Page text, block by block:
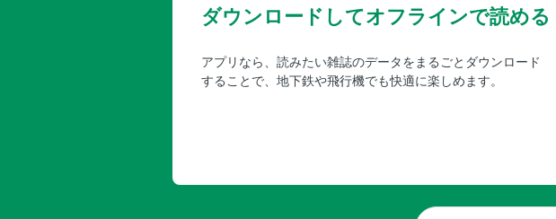
ダウンロードしてオフラインで読める
アプリなら、読みたい雑誌のデータをまるごとダウンロード
することで、地下鉄や飛行機でも快適に楽しめます。